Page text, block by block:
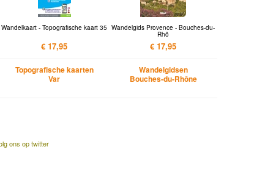
Wandelkaart - Topografische kaart 35
€ 17,95
Topografische kaarten
Var
Wandelgids Provence - Bouches-du-
Rhô
€ 17,95
Wandelgidsen
Bouches-du-Rhône
ons op twitter